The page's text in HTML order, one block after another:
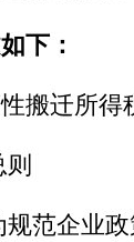
下：
迁所得
则
企业政